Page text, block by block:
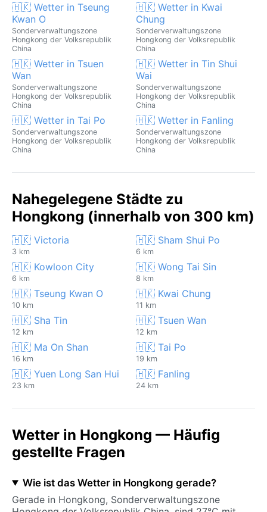
🇭🇰 Wetter in Tseung
Kwan O
Sonderverwaltungszone
Hongkong der Volksrepublik
China
🇭🇰 Wetter in Kwai
Chung
Sonderverwaltungszone
Hongkong der Volksrepublik
China
🇭🇰 Wetter in Tsuen
Wan
Sonderverwaltungszone
Hongkong der Volksrepublik
China
🇭🇰 Wetter in Tin Shui
Wai
Sonderverwaltungszone
Hongkong der Volksrepublik
China
🇭🇰 Wetter in Tai Po
Sonderverwaltungszone
Hongkong der Volksrepublik
China
🇭🇰 Wetter in Fanling
Sonderverwaltungszone
Hongkong der Volksrepublik
China
Nahegelegene Städte zu
Hongkong (innerhalb von 300 km)
🇭🇰 Victoria
3 km
🇭🇰 Sham Shui Po
6 km
🇭🇰 Kowloon City
6 km
🇭🇰 Wong Tai Sin
8 km
🇭🇰 Tseung Kwan O
10 km
🇭🇰 Kwai Chung
11 km
🇭🇰 Sha Tin
12 km
🇭🇰 Tsuen Wan
12 km
🇭🇰 Ma On Shan
16 km
🇭🇰 Tai Po
19 km
🇭🇰 Yuen Long San Hui
23 km
🇭🇰 Fanling
24 km
Wetter in Hongkong — Häufig
gestellte Fragen
Wie ist das Wetter in Hongkong gerade?
Gerade in Hongkong, Sonderverwaltungszone